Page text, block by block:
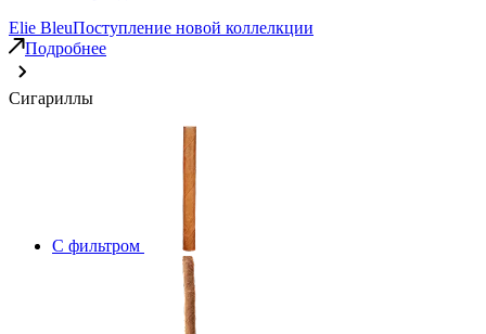
Elie BleuПоступление новой коллелкции
Подробнее
Сигариллы
С фильтром